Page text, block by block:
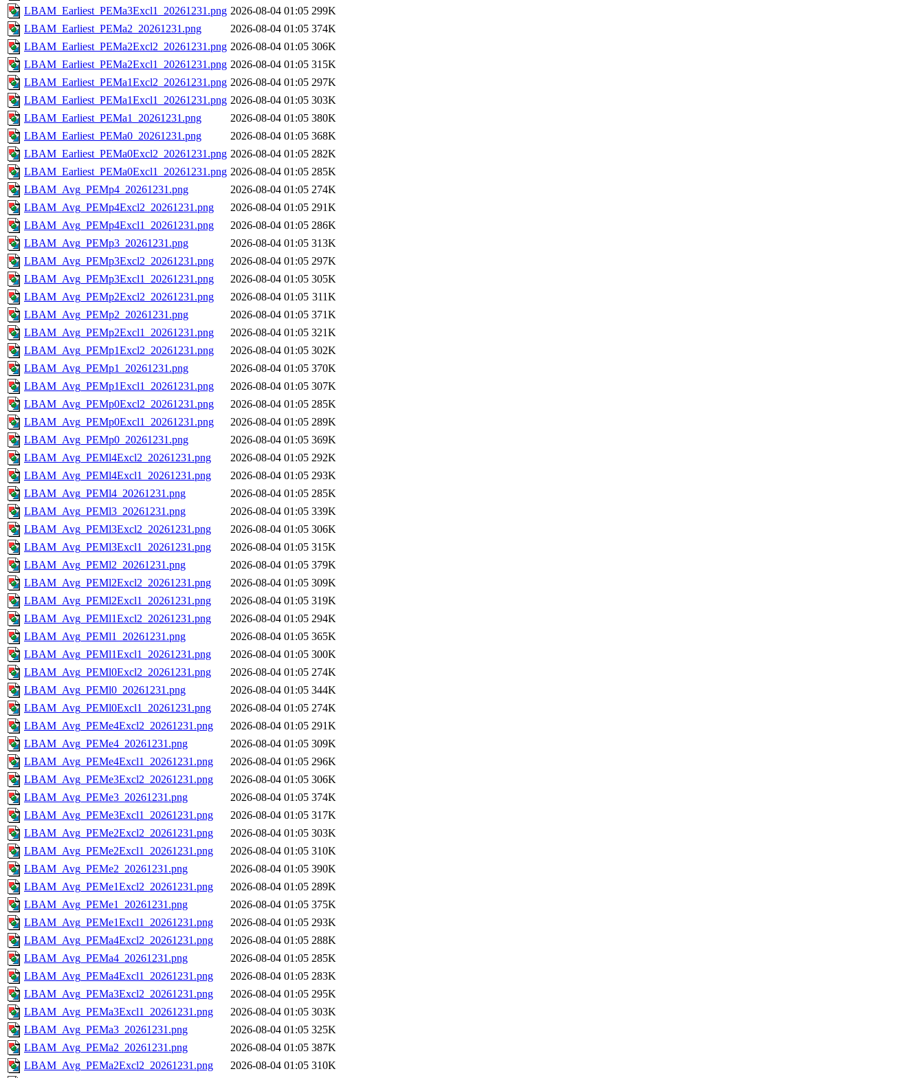
LBAM_Earliest_PEMa3Excl1_20261231.png 2026-08-04 01:05 299K
LBAM_Earliest_PEMa2_20261231.png
2026-08-04 01:05 374K
LBAM_Earliest_PEMa2Excl2_20261231.png 2026-08-04 01:05 306K
LBAM_Earliest_PEMa2Excl1_20261231.png 2026-08-04 01:05 315K
LBAM_Earliest_PEMa1Excl2_20261231.png 2026-08-04 01:05 297K
LBAM_Earliest_PEMa1Excl1_20261231.png 2026-08-04 01:05 303K
LBAM_Earliest_PEMa1_20261231.png
2026-08-04 01:05 380K
LBAM_Earliest_PEMa0_20261231.png
2026-08-04 01:05 368K
LBAM_Earliest_PEMa0Excl2_20261231.png 2026-08-04 01:05 282K
LBAM_Earliest_PEMa0Excl1_20261231.png 2026-08-04 01:05 285K
LBAM_Avg_PEMp4_20261231.png
2026-08-04 01:05 274K
LBAM_Avg_PEMp4Excl2_20261231.png
2026-08-04 01:05 291K
LBAM_Avg_PEMp4Excl1_20261231.png
2026-08-04 01:05 286K
LBAM_Avg_PEMp3_20261231.png
2026-08-04 01:05 313K
LBAM_Avg_PEMp3Excl2_20261231.png
2026-08-04 01:05 297K
LBAM_Avg_PEMp3Excl1_20261231.png
2026-08-04 01:05 305K
LBAM_Avg_PEMp2Excl2_20261231.png
2026-08-04 01:05 311K
LBAM_Avg_PEMp2_20261231.png
2026-08-04 01:05 371K
LBAM_Avg_PEMp2Excl1_20261231.png
2026-08-04 01:05 321K
LBAM_Avg_PEMp1Excl2_20261231.png
2026-08-04 01:05 302K
LBAM_Avg_PEMp1_20261231.png
2026-08-04 01:05 370K
LBAM_Avg_PEMp1Excl1_20261231.png
2026-08-04 01:05 307K
LBAM_Avg_PEMp0Excl2_20261231.png
2026-08-04 01:05 285K
LBAM_Avg_PEMp0Excl1_20261231.png
2026-08-04 01:05 289K
LBAM_Avg_PEMp0_20261231.png
2026-08-04 01:05 369K
LBAM_Avg_PEMl4Excl2_20261231.png
2026-08-04 01:05 292K
LBAM_Avg_PEMl4Excl1_20261231.png
2026-08-04 01:05 293K
LBAM_Avg_PEMl4_20261231.png
2026-08-04 01:05 285K
LBAM_Avg_PEMl3_20261231.png
2026-08-04 01:05 339K
LBAM_Avg_PEMl3Excl2_20261231.png
2026-08-04 01:05 306K
LBAM_Avg_PEMl3Excl1_20261231.png
2026-08-04 01:05 315K
LBAM_Avg_PEMl2_20261231.png
2026-08-04 01:05 379K
LBAM_Avg_PEMl2Excl2_20261231.png
2026-08-04 01:05 309K
LBAM_Avg_PEMl2Excl1_20261231.png
2026-08-04 01:05 319K
LBAM_Avg_PEMl1Excl2_20261231.png
2026-08-04 01:05 294K
LBAM_Avg_PEMl1_20261231.png
2026-08-04 01:05 365K
LBAM_Avg_PEMl1Excl1_20261231.png
2026-08-04 01:05 300K
LBAM_Avg_PEMl0Excl2_20261231.png
2026-08-04 01:05 274K
LBAM_Avg_PEMl0_20261231.png
2026-08-04 01:05 344K
LBAM_Avg_PEMl0Excl1_20261231.png
2026-08-04 01:05 274K
LBAM_Avg_PEMe4Excl2_20261231.png
2026-08-04 01:05 291K
LBAM_Avg_PEMe4_20261231.png
2026-08-04 01:05 309K
LBAM_Avg_PEMe4Excl1_20261231.png
2026-08-04 01:05 296K
LBAM_Avg_PEMe3Excl2_20261231.png
2026-08-04 01:05 306K
LBAM_Avg_PEMe3_20261231.png
2026-08-04 01:05 374K
LBAM_Avg_PEMe3Excl1_20261231.png
2026-08-04 01:05 317K
LBAM_Avg_PEMe2Excl2_20261231.png
2026-08-04 01:05 303K
LBAM_Avg_PEMe2Excl1_20261231.png
2026-08-04 01:05 310K
LBAM_Avg_PEMe2_20261231.png
2026-08-04 01:05 390K
LBAM_Avg_PEMe1Excl2_20261231.png
2026-08-04 01:05 289K
LBAM_Avg_PEMe1_20261231.png
2026-08-04 01:05 375K
LBAM_Avg_PEMe1Excl1_20261231.png
2026-08-04 01:05 293K
LBAM_Avg_PEMa4Excl2_20261231.png
2026-08-04 01:05 288K
LBAM_Avg_PEMa4_20261231.png
2026-08-04 01:05 285K
LBAM_Avg_PEMa4Excl1_20261231.png
2026-08-04 01:05 283K
LBAM_Avg_PEMa3Excl2_20261231.png
2026-08-04 01:05 295K
LBAM_Avg_PEMa3Excl1_20261231.png
2026-08-04 01:05 303K
LBAM_Avg_PEMa3_20261231.png
2026-08-04 01:05 325K
LBAM_Avg_PEMa2_20261231.png
2026-08-04 01:05 387K
LBAM_Avg_PEMa2Excl2_20261231.png
2026-08-04 01:05 310K